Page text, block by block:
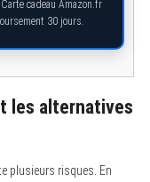
cadeau Amazon.fr
30 jours.
les alternatives
plusieurs risques. En